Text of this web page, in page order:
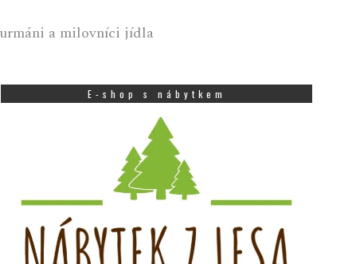
a milovníci jídla
E-shop s nábytkem